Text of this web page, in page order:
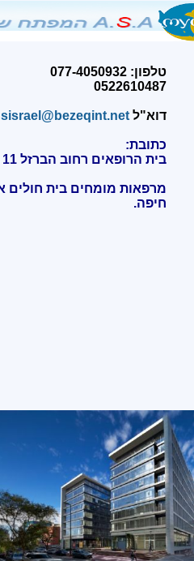
טלפון: 077-4050932
0522610487
דוא"ל sisrael@bezeqint.net
כתובת:
בית הרופאים רחוב הברזל 11 תל אביב.
חיפה.